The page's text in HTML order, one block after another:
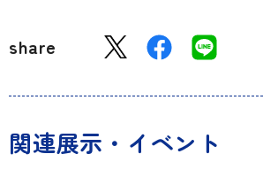
share
関連展示・イベント